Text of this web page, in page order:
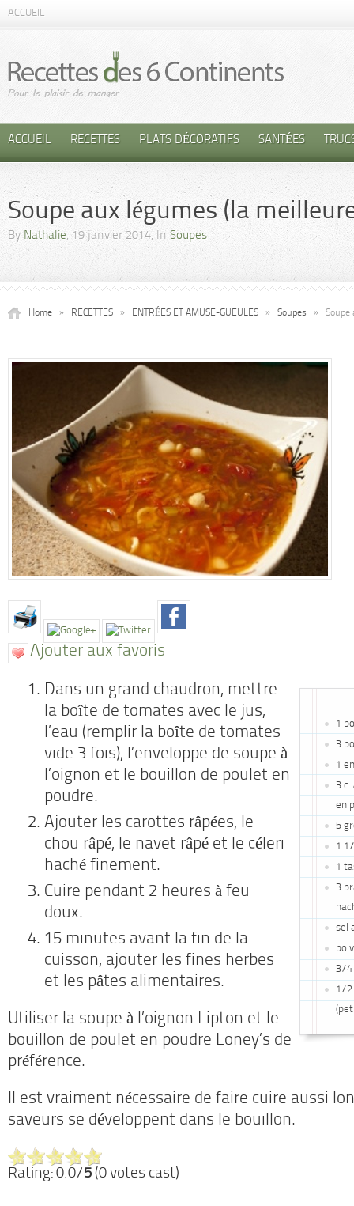
ACCUEIL
ACCUEIL RECETTES PLATS DÉCORATIFS SANTÉES
Soupe aux légumes (la
By Nathalie, 19 janvier 2014, In Soupes
Home » RECETTES » ENTRÉES ET AMUSE-GUEULES » Soupes » Soupe
Ajouter aux favoris
1
3
1
3 c.
en
5
1
1
3
sel
3/4
1/2
Dans un grand chaudron, mettre
la boîte de tomates avec le jus,
l’eau (remplir la boîte de tomates
vide 3 fois), l’enveloppe de soupe à
l’oignon et le bouillon de poulet en
poudre.
Ajouter les carottes râpées, le
chou râpé, le navet râpé et le céleri
haché finement.
Cuire pendant 2 heures à feu
doux.
15 minutes avant la fin de la
cuisson, ajouter les fines herbes
et les pâtes alimentaires.
Utiliser la soupe à l’oignon Lipton et le
bouillon de poulet en poudre Loney’s de
préférence.
Il est vraiment nécessaire de faire cuire aussi
saveurs se développent dans le bouillon.
Rating: 0.0/5 (0 votes cast)